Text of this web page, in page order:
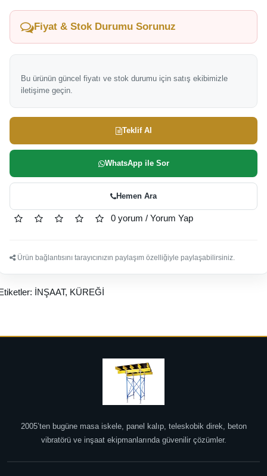
Fiyat & Stok Durumu Sorunuz
Bu ürünün güncel fiyatı ve stok durumu için satış ekibimizle
iletişime geçin.
Teklif Al
WhatsApp ile Sor
Hemen Ara
0 yorum / Yorum Yap
Ürün bağlantısını tarayıcınızın paylaşım özelliğiyle paylaşabilirsiniz.
İNŞAAT, KÜREĞİ
2005’ten bugüne masa iskele, panel kalıp, teleskobik direk, beton
vibratörü ve inşaat ekipmanlarında güvenilir çözümler.